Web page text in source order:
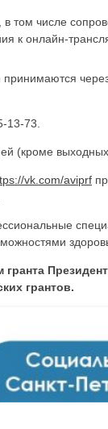
числе
к онлайн-
73.
(кроме
vk.com/aviprf
гранта
грантов.